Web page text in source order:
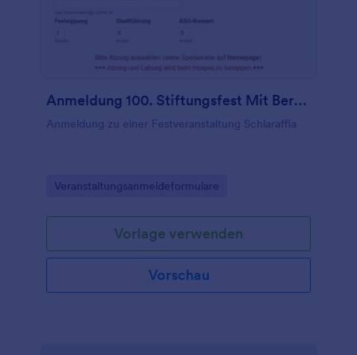
Anmeldung 100. Stiftungsfest Mit Berechnung
Anmeldung zu einer Festveranstaltung Schlaraffia
Go to Category:
Veranstaltungsanmeldeformulare
Vorlage verwenden
Vorschau